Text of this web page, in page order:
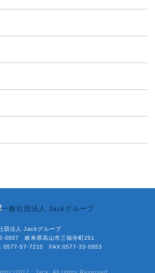
団法人 Jackグループ
0807 岐阜県高山市三福寺町251
0577-57-7210 FAX:0577-33-0953
Jack. All rights Reserved.